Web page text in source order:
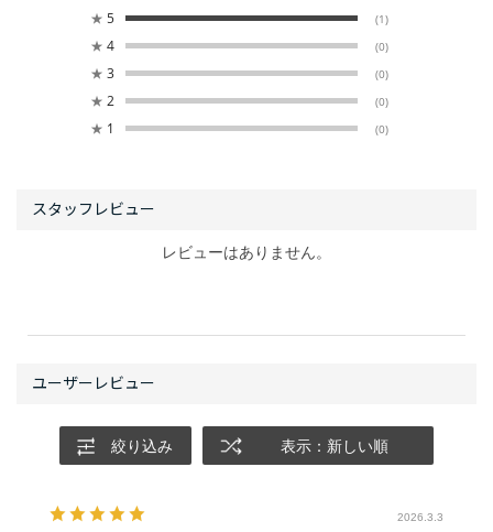
★ 5 (1)
★ 4 (0)
★ 3 (0)
★ 2 (0)
★ 1 (0)
絞り込み 表示：新しい順
2026.3.3
レビューはありません。